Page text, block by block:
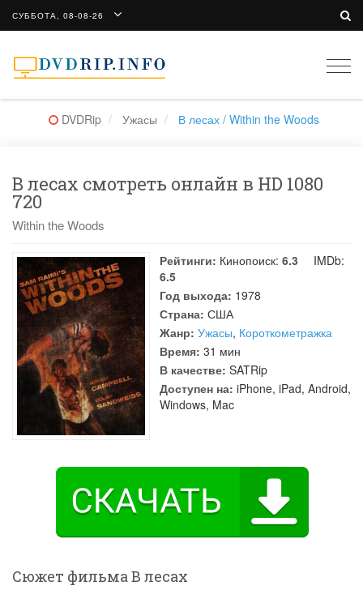
СУББОТА, 08-08-26
DVDRip Ужасы В лесах / Within the Woods
В лесах смотреть онлайн в HD 1080
720
Within the Woods
Рейтинги: Кинопоиск: 6.3
IMDb:
6.5
Год выхода: 1978
Страна: США
Жанр: Ужасы, Короткометражка
Время: 31 мин
В качестве: SATRip
Доступен на: iPhone, iPad, Android,
Windows, Mac
Сюжет фильма В лесах